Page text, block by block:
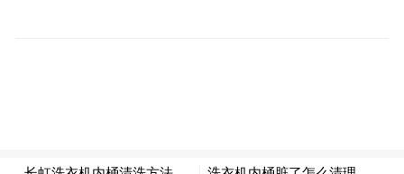
范》的相关规定，该账号已被封禁，违规原